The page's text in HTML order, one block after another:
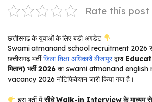
Rate this post
छत्तीसगढ़ के युवाओं के लिए बड़ी अपडेट
Swami atmanand school recruitment 2026
छत्तीसगढ़ भर्तीजिला शिक्षा अधिकारी बीजापुरद्वारा
मितान) भर्ती 2026 का swami atmanand english
vacancy 2026 नोटिफिकेशन जारी किया गया है।
इस भर्ती मेंसीधे Walk-in Interview के माध्यम